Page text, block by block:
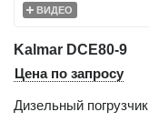
ВИДЕО
Kalmar DCE80-9
Цена по запросу
Дизельный погрузчик